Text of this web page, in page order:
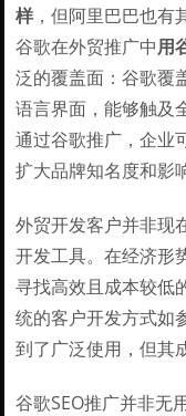
样 ，但阿里巴巴也有
谷歌在外贸推广中用
泛的覆盖面：谷歌覆
语言界面，能够触及
通过谷歌推广，企业
扩大品牌知名度和影
外贸开发客户并非现
开发工具。在经济形
寻找高效且成本较低
统的客户开发方式如
到了广泛使用，但其
谷歌SEO推广并非无